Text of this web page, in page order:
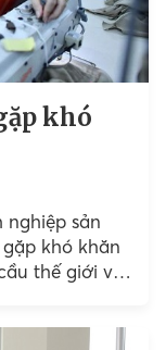
khó
nghiệp sản
khó khăn
thế giới vẫn